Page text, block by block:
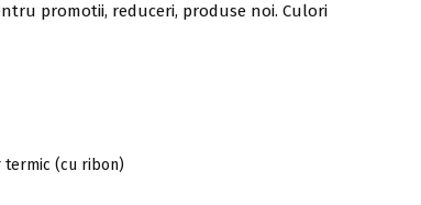
promotii, reduceri, produse noi. Culori
termic (cu ribon)